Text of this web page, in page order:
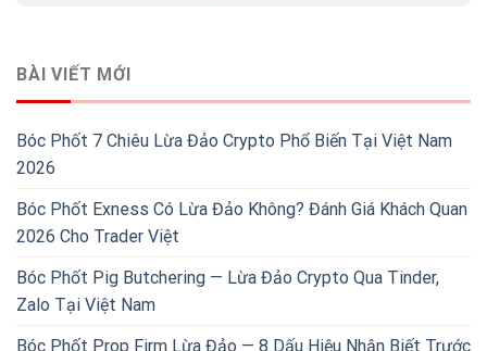
BÀI VIẾT MỚI
Bóc Phốt 7 Chiêu Lừa Đảo Crypto Phổ Biến Tại Việt Nam
2026
Bóc Phốt Exness Có Lừa Đảo Không? Đánh Giá Khách Quan
2026 Cho Trader Việt
Bóc Phốt Pig Butchering — Lừa Đảo Crypto Qua Tinder,
Zalo Tại Việt Nam
Bóc Phốt Prop Firm Lừa Đảo — 8 Dấu Hiệu Nhận Biết Trước